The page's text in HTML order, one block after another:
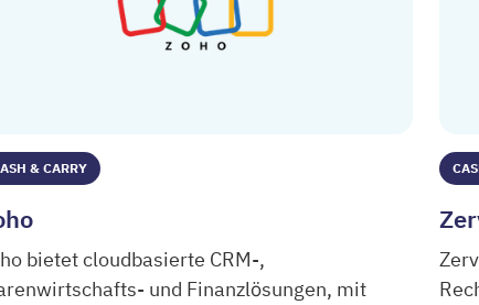
& CARRY
bietet cloudbasierte CRM-,
und Finanzlösungen, mit